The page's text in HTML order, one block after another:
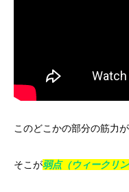
このどこかの部分の筋力
そこが弱点（ウィークリン